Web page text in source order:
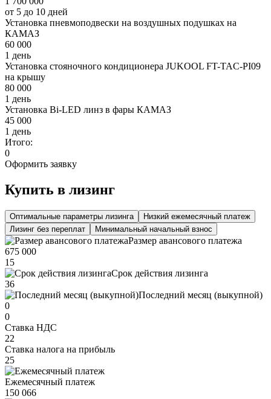
от 5 до 10 дней
Установка пневмоподвески на воздушных подушках на
КАМАЗ
60 000
1 день
Установка стояночного кондиционера JUKOOL FT-TAC-PI09
на крышу
80 000
1 день
Установка Bi-LED линз в фары КАМАЗ
45 000
1 день
Итого:
0
Оформить заявку
Купить в лизинг
Оптимальные параметры лизинга
Низкий ежемесячный платеж
Лизинг без переплат
Минимальный начальный взнос
Размер авансового платежа
675 000
15
Срок действия лизинга
36
Последний месяц (выкупной)
0
0
Ставка НДС
22
Ставка налога на прибыль
25
Ежемесячный платеж
150 066